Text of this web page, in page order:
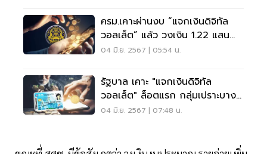
ครม.เคาะผ่านงบ “แจกเงินดิจิทัล
วอลเล็ต” แล้ว วงเงิน 1.22 แสน
ล้าน
04 มิ.ย. 2567 | 05:54 น.
รัฐบาล เคาะ "แจกเงินดิจิทัล
วอลเล็ต" ล็อตแรก กลุ่มเปราะบาง
14.98 ล้านคน
04 มิ.ย. 2567 | 07:48 น.